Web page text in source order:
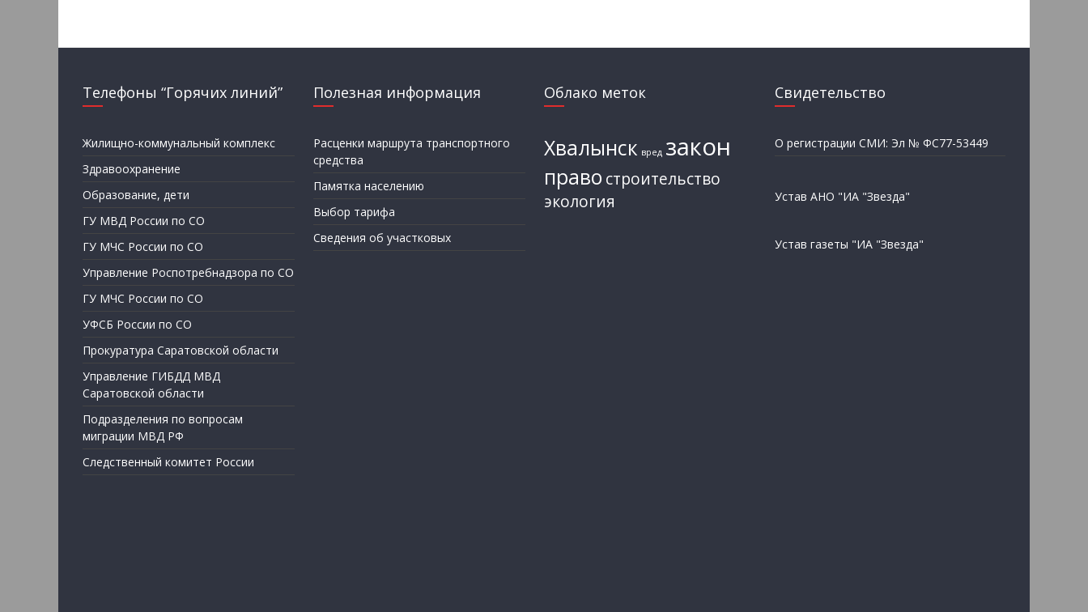
Телефоны “Горячих линий”
Жилищно-коммунальный комплекс
Здравоохранение
Образование, дети
ГУ МВД России по СО
ГУ МЧС России по СО
Управление Роспотребнадзора по СО
ГУ МЧС России по СО
УФСБ России по СО
Прокуратура Саратовской области
Управление ГИБДД МВД
Саратовской области
Подразделения по вопросам
миграции МВД РФ
Следственный комитет России
Полезная информация
Расценки маршрута транспортного
средства
Памятка населению
Выбор тарифа
Сведения об участковых
Облако меток
Хвалынск вред закон
право строительство
экология
Свидетельство
О регистрации СМИ: Эл № ФС77-53449
Устав АНО "ИА "Звезда"
Устав газеты "ИА "Звезда"